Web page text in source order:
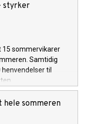
styrker
15 sommervikarer
Samtidig
til
hele sommeren